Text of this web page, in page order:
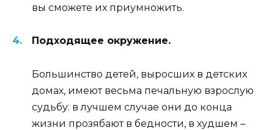
вы сможете их приумножить.
Подходящее окружение.
Большинство детей, выросших в детских
домах, имеют весьма печальную взрослую
судьбу: в лучшем случае они до конца
жизни прозябают в бедности, в худшем –